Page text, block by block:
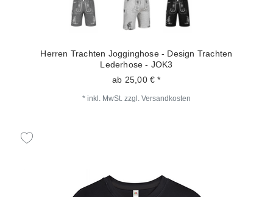
Herren Trachten Jogginghose - Design Trachten
Lederhose - JOK3
ab 25,00 € *
* inkl. MwSt. zzgl. Versandkosten